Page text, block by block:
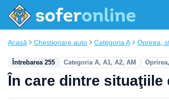
Acasă Chestionare auto Categoria A Oprirea,
Întrebarea 255 Categoria A, A1, A2, AM
În care dintre